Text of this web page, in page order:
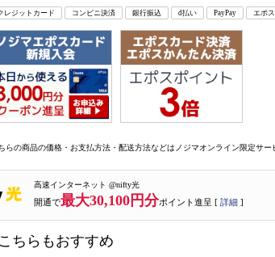
レジットカード コンビニ決済 銀行振込 d払い PayPay エポ
らの商品の価格・お支払方法・配送方法などはノジマオンライン限定サー
高速インターネット @nifty光
開通で最大30,100円分ポイント進呈 [ 詳細 ]
ちらもおすすめ